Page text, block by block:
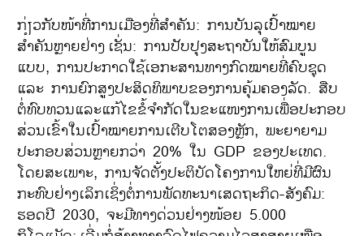
ກ່ຽວກັບໜ້າທີ່ການເມືອງທີ່ສຳຄັນ: ການບັນລຸເປົ້າໝາຍ
ສຳຄັນຫຼາຍຢ່າງ ເຊັ່ນ: ການປັບປຸງສະຖາບັນໃຫ້ສົມບູນ
ແບບ, ການປະກາດໃຊ້ເອກະສານທາງກົດໝາຍທີ່ຄົບຊຸດ
ແລະ ການຍົກສູງປະສິດທິພາບຂອງການຄຸ້ມຄອງລັດ. ສືບ
ຕໍ່ທົບທວນແລະແກ້ໄຂຂໍ້ຈຳກັດໃນຂະແໜງການເພື່ອປະກອບ
ສ່ວນເຂົ້າໃນເປົ້າໝາຍການເຕີບໂຕສອງຫຼັກ, ພະຍາຍາມ
ປະກອບສ່ວນຫຼາຍກວ່າ 20% ໃນ GDP ຂອງປະເທດ.
ໂດຍສະເພາະ, ການຈັດຕັ້ງປະຕິບັດໂຄງການໃຫຍ່ທີ່ມີຜົນ
ກະທົບຢ່າງເລິກເຊິ່ງຕໍ່ການພັດທະນາເສດຖະກິດ-ສັງຄົມ:
ຮອດປີ 2030, ຈະມີທາງດ່ວນຢ່າງໜ້ອຍ 5.000